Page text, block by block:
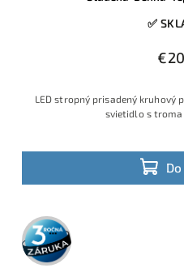
✅
LED stropný prisadený kruhový
svietidlo s
3 roky
záruka